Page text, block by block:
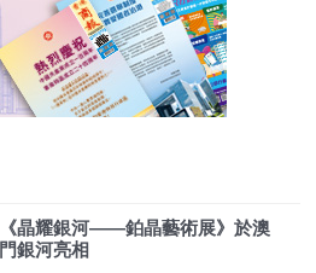
《晶耀銀河——鉑晶藝術展》於澳
門銀河亮相